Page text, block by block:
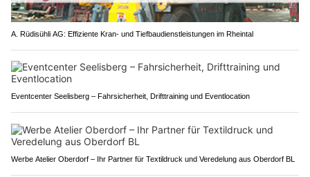
A. Rüdisühli AG: Effiziente Kran- und Tiefbaudienstleistungen im Rheintal
Eventcenter Seelisberg – Fahrsicherheit, Drifttraining und Eventlocation
Werbe Atelier Oberdorf – Ihr Partner für Textildruck und Veredelung aus Oberdorf BL